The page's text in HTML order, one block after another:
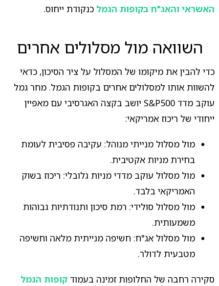
האשראי והאג"ח בקופות הגמל כנקודת ייחוס.
השוואה מול מסלולים אחרים
כדי להבין את מיקומו של המסלול על ציר הסיכון, כדאי
להשוות אותו למסלולים אחרים בקופות הגמל. מחר גמל
עוקב מדד S&P500 יושב בקצה האגרסיבי עם מאפיין
ייחודי של ריכוז אמריקאי:
מול מסלול מנייתי מנוהל: עקיבה פסיבית לעומת
בחירת מניות אקטיבית.
מול מסלול עוקב מדדי מניות גלובלי: ריכוז בשוק
האמריקאי בלבד.
מול מסלול סולידי: רמת סיכון ותנודתיות גבוהות
משמעותית.
מול מסלול אג"ח: חשיפה מנייתית מלאה וחשיפה
מטבעית לדולר.
סקירה רחבה של החלופות זמינה בעמוד קופות הגמל